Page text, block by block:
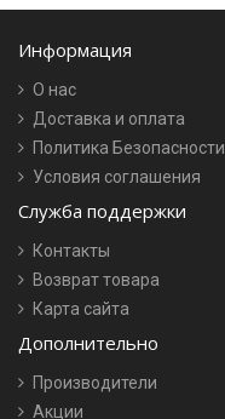
Информация
О нас
Доставка и оплата
Политика Безопасности
Условия соглашения
Служба поддержки
Контакты
Возврат товара
Карта сайта
Дополнительно
Производители
Акции